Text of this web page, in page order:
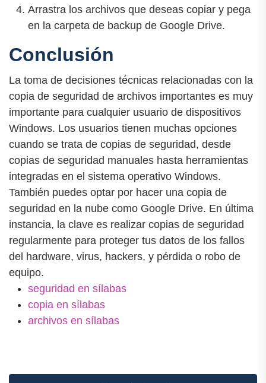
Arrastra los archivos que deseas copiar y pega
en la carpeta de backup de Google Drive.
Conclusión
La toma de decisiones técnicas relacionadas con la
copia de seguridad de archivos importantes es muy
importante para cualquier usuario de dispositivos
Windows. Los usuarios tienen muchas opciones
cuando se trata de copias de seguridad, desde
copias de seguridad manuales hasta herramientas
integradas en el sistema operativo Windows.
También puedes optar por hacer una copia de
seguridad en la nube como Google Drive. En última
instancia, la clave es realizar copias de seguridad
regularmente para proteger tus datos de los fallos
del hardware, virus, hackers, y pérdida o robo de
equipo.
seguridad en sílabas
copia en sílabas
archivos en sílabas